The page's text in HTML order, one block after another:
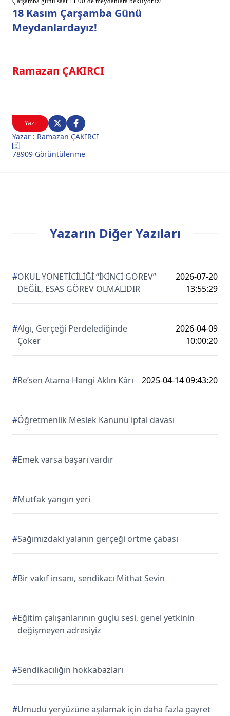
Yazı
Yazar : Ramazan ÇAKIRCI
78909 Görüntülenme
18 Kasım Çarşamba Günü
Meydanlardayız!
Ramazan ÇAKIRCI
Yazarın Diğer Yazıları
#OKUL YÖNETİCİLİĞİ “İKİNCİ GÖREV”
DEĞİL, ESAS GÖREV OLMALIDIR
2026-07-20
13:55:29
#Algı, Gerçeği Perdelediğinde
Çöker
2026-04-09
10:00:20
#Re’sen Atama Hangi Aklın Kârı 2025-04-14 09:43:20
#Öğretmenlik Meslek Kanunu iptal davası
#Emek varsa başarı vardır
#Mutfak yangın yeri
#Sağımızdaki yalanın gerçeği örtme çabası
#Bir vakıf insanı, sendikacı Mithat Sevin
#Eğitim çalışanlarının güçlü sesi, genel yetkinin
değişmeyen adresiyiz
#Sendikacılığın hokkabazları
#Umudu yeryüzüne aşılamak için daha fazla gayret